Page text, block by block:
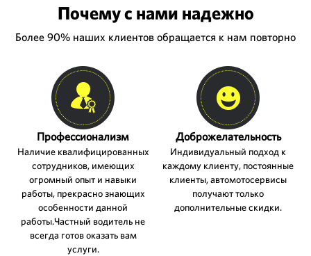
Почему с нами надежно
Более 90% наших клиентов обращается к нам повторно
Профессионализм
Наличие квалифицированных
сотрудников, имеющих
огромный опыт и навыки
работы, прекрасно знающих
особенности данной
работы.Частный водитель не
всегда готов оказать вам
услуги.
Доброжелательность
Индивидуальный подход к
каждому клиенту, постоянные
клиенты, автомотосервисы
получают только
дополнительные скидки.